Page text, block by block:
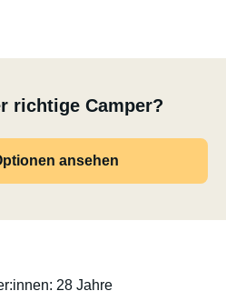
richtige Camper?
ansehen
28 Jahre